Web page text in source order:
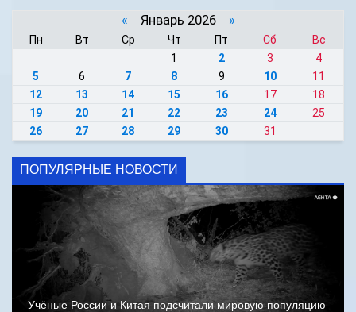
« Январь 2026 »
Пн Вт Ср Чт Пт Сб
Вс
1
2 3
4
5
6 7 8 9 10
11
12
13 14 15 16 17
18
19
20 21 22 23 24
25
26
27 28 29 30 31
ПОПУЛЯРНЫЕ НОВОСТИ
Учёные России и Китая подсчитали мировую популяцию